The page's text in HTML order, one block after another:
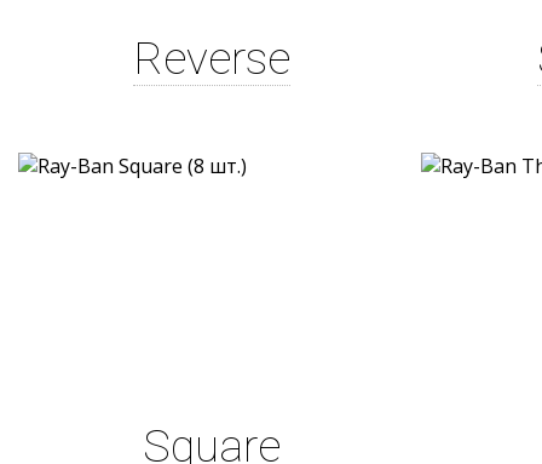
Reverse
Square